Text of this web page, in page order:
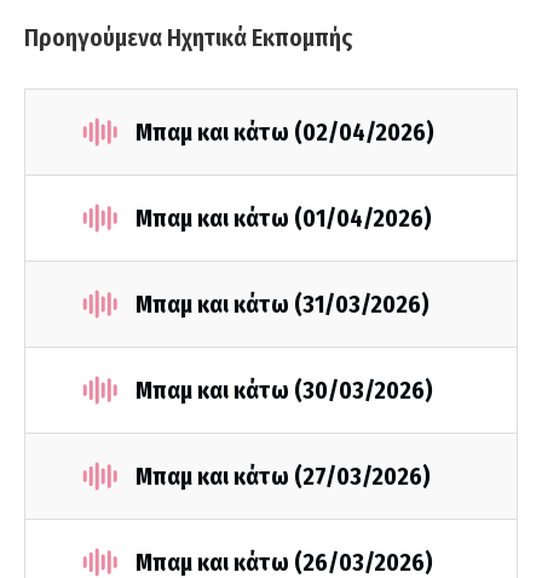
Προηγούμενα Ηχητικά Εκπομπής
Μπαμ και κάτω (02/04/2026)
Μπαμ και κάτω (01/04/2026)
Μπαμ και κάτω (31/03/2026)
Μπαμ και κάτω (30/03/2026)
Μπαμ και κάτω (27/03/2026)
Μπαμ και κάτω (26/03/2026)